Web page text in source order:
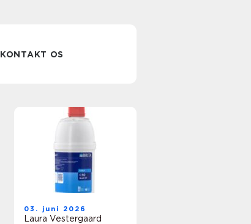
KONTAKT OS
03. juni 2026
Laura Vestergaard